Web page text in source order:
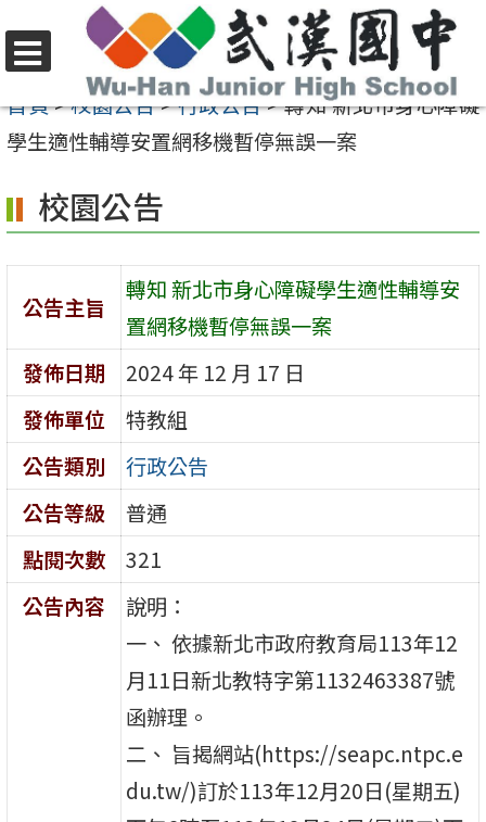
至
要
容
區
選
單
首頁>校園公告>行政公告>轉知 新北市身心障礙
學生適性輔導安置網移機暫停無誤一案
校園公告
公告主旨
轉知 新北市身心障礙學生適性輔導安
置網移機暫停無誤一案
發佈日期
2024 年 12 月 17 日
發佈單位
特教組
公告類別
行政公告
公告等級
普通
點閱次數
321
公告內容
說明：
一、 依據新北市政府教育局113年12
月11日新北教特字第1132463387號
函辦理。
二、 旨揭網站(https://seapc.ntpc.e
du.tw/)訂於113年12月20日(星期五)